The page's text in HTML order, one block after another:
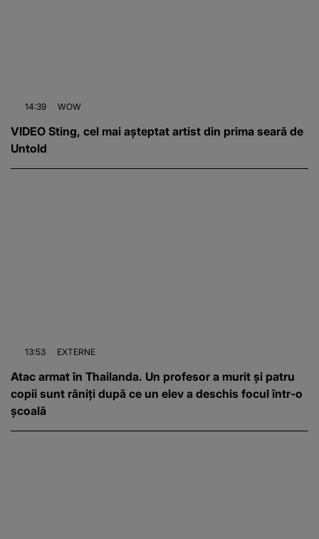
14:39 WOW
VIDEO Sting, cel mai așteptat artist din prima seară de
Untold
13:53 EXTERNE
Atac armat în Thailanda. Un profesor a murit și patru
copii sunt răniți după ce un elev a deschis focul într-o
școală